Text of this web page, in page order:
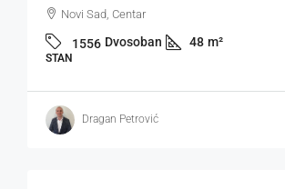
Novi Sad, Centar
1556 Dvosoban 48 m²
STAN
Dragan Petrović